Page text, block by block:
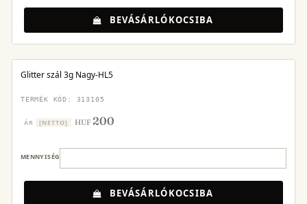
BEVÁSÁRLÓKOCSIBA
Glitter szál 3g Nagy-HL5
TERMÉK KÓD: 313105
ÁR [NETTO] HUF200
MENNYISÉG
BEVÁSÁRLÓKOCSIBA